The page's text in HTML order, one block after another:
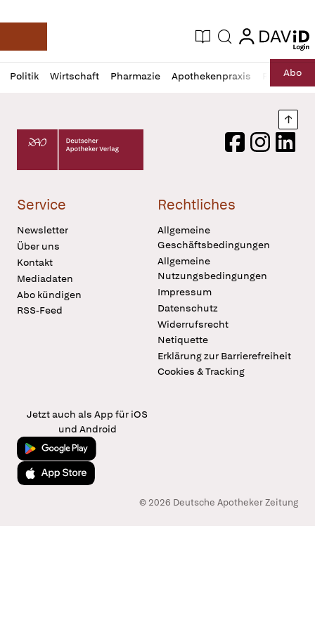
Deutsche Apotheker Zeitung
Aktuelle Ausgabe
Suche login
login
Politik Wirtschaft Pharmazie Apothekenpraxis RechtAbo
Profil
öffnen
Daz
Pur
Deutscher Apotheker Verlag Logo
FacebookInstagram
Service
Newsletter
Über uns
Kontakt
Mediadaten
Abo kündigen
RSS-Feed
Rechtliches
Allgemeine
Geschäftsbedingungen
Allgemeine
Nutzungsbedingungen
Impressum
Datenschutz
Widerrufsrecht
Netiquette
Erklärung zur Barrierefreiheit
Cookies & Tracking
Jetzt auch als App für iOS
und Android
Jetzt bei Google Play
Laden im App Store
© 2026 Deutsche Apotheker Zeitung